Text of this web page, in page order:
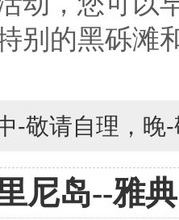
别的黑砾滩
-敬请自理，晚
尼岛--雅